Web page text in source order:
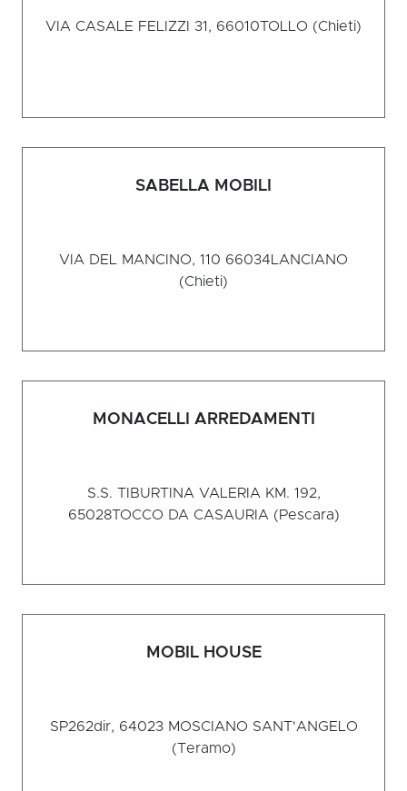
VIA CASALE FELIZZI 31, 66010TOLLO (Chieti)
SABELLA MOBILI
VIA DEL MANCINO, 110 66034LANCIANO
(Chieti)
MONACELLI ARREDAMENTI
S.S. TIBURTINA VALERIA KM. 192,
65028TOCCO DA CASAURIA (Pescara)
MOBIL HOUSE
SP262dir, 64023 MOSCIANO SANT'ANGELO
(Teramo)